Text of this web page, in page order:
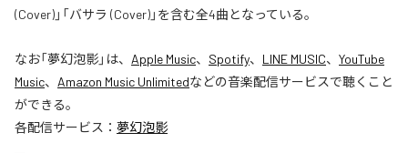
(Cover)」「バサラ (Cover)」を含む全4曲となっている。
なお「夢幻泡影」は、 Apple Music、 Spotify、 LINE MUSIC、 YouTube
Music、 Amazon Music Unlimitedなどの音楽配信サービスで聴くこと
ができる。
各配信サービス： 夢幻泡影